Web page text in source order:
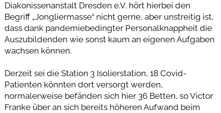
Diakonissenanstalt Dresden e.V. hört hierbei den
Begriff „Jongliermasse“ nicht gerne, aber unstreitig ist,
dass dank pandemiebedingter Personalknappheit die
Auszubildenden wie sonst kaum an eigenen Aufgaben
wachsen können.
Derzeit sei die Station 3 Isolierstation, 18 Covid-
Patienten könnten dort versorgt werden,
normalerweise befänden sich hier 36 Betten, so Victor
Franke über an sich bereits höheren Aufwand beim